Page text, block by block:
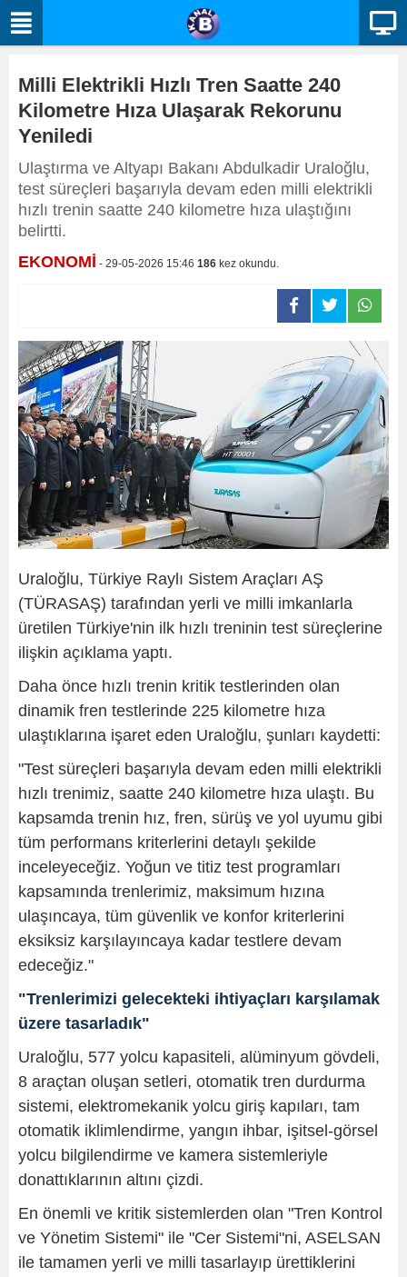
Milli Elektrikli Hızlı Tren Saatte 240
Kilometre Hıza Ulaşarak Rekorunu
Yeniledi
Ulaştırma ve Altyapı Bakanı Abdulkadir Uraloğlu,
test süreçleri başarıyla devam eden milli elektrikli
hızlı trenin saatte 240 kilometre hıza ulaştığını
belirtti.
EKONOMİ - 29-05-2026 15:46 186 kez okundu.
Uraloğlu, Türkiye Raylı Sistem Araçları AŞ
(TÜRASAŞ) tarafından yerli ve milli imkanlarla
üretilen Türkiye'nin ilk hızlı treninin test süreçlerine
ilişkin açıklama yaptı.
Daha önce hızlı trenin kritik testlerinden olan
dinamik fren testlerinde 225 kilometre hıza
ulaştıklarına işaret eden Uraloğlu, şunları kaydetti:
"Test süreçleri başarıyla devam eden milli elektrikli
hızlı trenimiz, saatte 240 kilometre hıza ulaştı. Bu
kapsamda trenin hız, fren, sürüş ve yol uyumu gibi
tüm performans kriterlerini detaylı şekilde
inceleyeceğiz. Yoğun ve titiz test programları
kapsamında trenlerimiz, maksimum hızına
ulaşıncaya, tüm güvenlik ve konfor kriterlerini
eksiksiz karşılayıncaya kadar testlere devam
edeceğiz."
"Trenlerimizi gelecekteki ihtiyaçları karşılamak
üzere tasarladık"
Uraloğlu, 577 yolcu kapasiteli, alüminyum gövdeli,
8 araçtan oluşan setleri, otomatik tren durdurma
sistemi, elektromekanik yolcu giriş kapıları, tam
otomatik iklimlendirme, yangın ihbar, işitsel-görsel
yolcu bilgilendirme ve kamera sistemleriyle
donattıklarının altını çizdi.
En önemli ve kritik sistemlerden olan "Tren Kontrol
ve Yönetim Sistemi" ile "Cer Sistemi"ni, ASELSAN
ile tamamen yerli ve milli tasarlayıp ürettiklerini